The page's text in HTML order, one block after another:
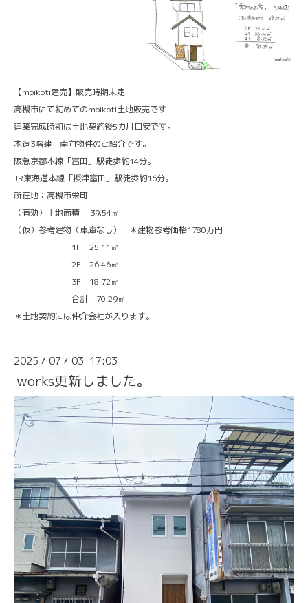
【moikoti建売】販売時期未定
高槻市にて初めてのmoikoti土地販売です
建築完成時期は土地契約後5カ月目安です。
木造3階建 南向物件のご紹介です。
阪急京都本線「富田」駅徒歩約14分。
JR東海道本線「摂津富田」駅徒歩約16分。
所在地：高槻市栄町
（有効）土地面積 39.54㎡
（仮）参考建物（車庫なし） ＊建物参考価格1780万円
1F 25.11㎡
2F 26.46㎡
3F 18.72㎡
合計 70.29㎡
＊土地契約には仲介会社が入ります。
2025 / 07 / 03 17:03
works更新しました。